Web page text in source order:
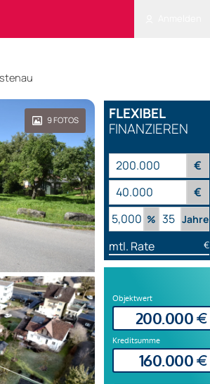
FLEXIBEL
FINANZIEREN
€
€
% Jahre
mtl. Rate €
9FOTOS